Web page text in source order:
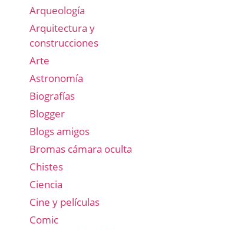
Arqueología
Arquitectura y
construcciones
Arte
Astronomía
Biografías
Blogger
Blogs amigos
Bromas cámara oculta
Chistes
Ciencia
Cine y películas
Comic